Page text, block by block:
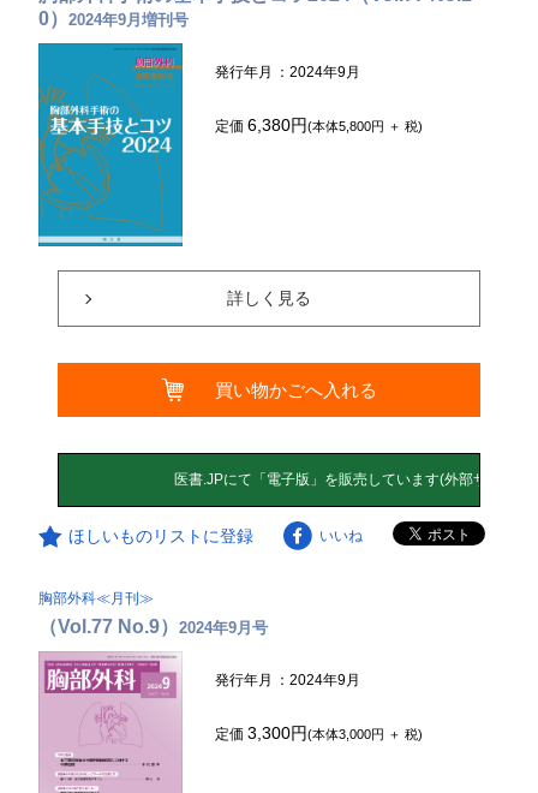
0）2024年9月増刊号
発行年月 ：2024年9月
定価6,380円(本体5,800円 ＋ 税)
詳しく見る
買い物かごへ入れる
ほしいものリストに登録 いいね
胸部外科≪月刊≫
（Vol.77 No.9）2024年9月号
発行年月 ：2024年9月
定価3,300円(本体3,000円 ＋ 税)